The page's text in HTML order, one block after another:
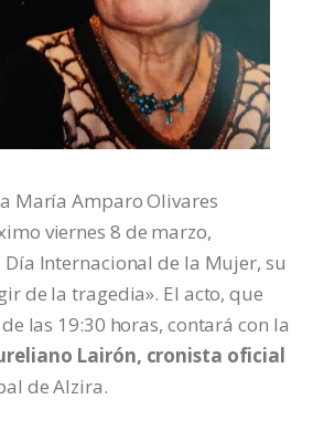
María Amparo Olivares
viernes 8 de marzo,
Internacional de la Mujer, su
de la tragedia». El acto, que
las 19:30 horas, contará con la
Lairón, cronista oficial
de Alzira.